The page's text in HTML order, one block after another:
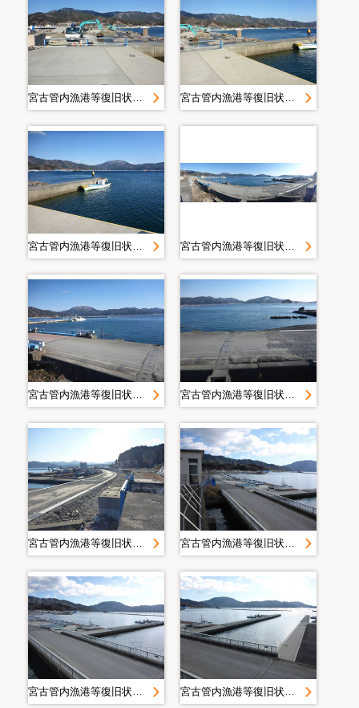
宮古管内漁港等復旧状況定点写真＿Ｈ２８．２月＿大沢漁港 宮古管内漁港等復旧状況定点写真＿Ｈ２８．２月＿大沢漁港
宮古管内漁港等復旧状況定点写真＿Ｈ２８．２月＿大沢漁港 宮古管内漁港等復旧状況定点写真＿Ｈ２８．２月＿大沢漁港
宮古管内漁港等復旧状況定点写真＿Ｈ２８．２月＿大沢漁港 宮古管内漁港等復旧状況定点写真＿Ｈ２８．２月＿大沢漁港
宮古管内漁港等復旧状況定点写真＿Ｈ２８．２月＿大沢漁港 宮古管内漁港等復旧状況定点写真＿Ｈ２８．２月＿大沢漁港
宮古管内漁港等復旧状況定点写真＿Ｈ２８．２月＿大沢漁港 宮古管内漁港等復旧状況定点写真＿Ｈ２８．２月＿大沢漁港